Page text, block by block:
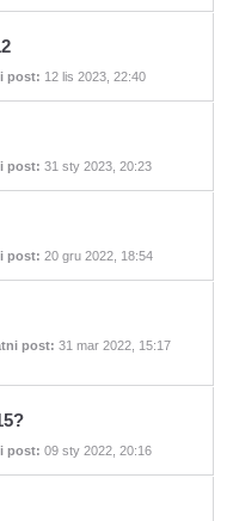
post: 12 lis 2023, 22:40
post: 31 sty 2023, 20:23
post: 20 gru 2022, 18:54
post: 31 mar 2022, 15:17
post: 09 sty 2022, 20:16